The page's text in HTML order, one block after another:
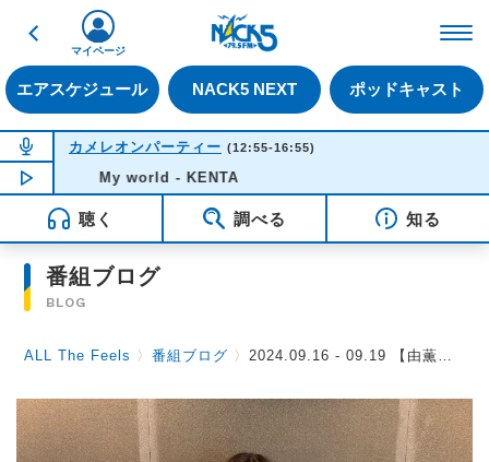
戻る
エアスケジュール NACK5 NEXT ポッドキャスト
マイページ
NOW ON AIR
カメレオンパーティー (12:55-16:55)
NOW PLAYING15:34
My world - KENTA
聴く 調べる 知る
番組ブログ
BLOG
ALL The Feels 〉番組ブログ 〉2024.09.16 - 09.19 【由薫さん】